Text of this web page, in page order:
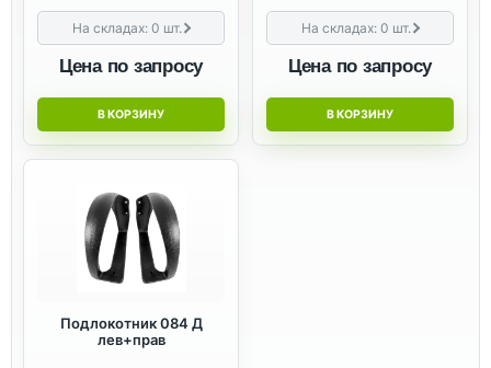
На складах:0 шт.
Цена по запросу
В КОРЗИНУ
На складах:0 шт.
Цена по запросу
В КОРЗИНУ
Подлокотник 084 Д
лев+прав